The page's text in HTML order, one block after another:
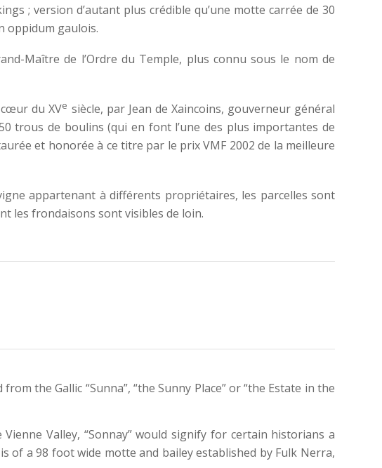
; version d’autant plus crédible qu’une motte carrée de 30
oppidum gaulois.
Maître de l’Ordre du Temple, plus connu sous le nom de
du XVe siècle, par Jean de Xaincoins, gouverneur général
trous de boulins (qui en font l’une des plus importantes de
et honorée à ce titre par le prix VMF 2002 de la meilleure
appartenant à différents propriétaires, les parcelles sont
les frondaisons sont visibles de loin.
the Gallic “Sunna”, “the Sunny Place” or “the Estate in the
Valley, “Sonnay” would signify for certain historians a
of a 98 foot wide motte and bailey established by Fulk Nerra,